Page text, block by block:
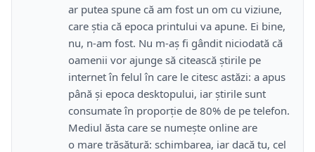
ar putea spune că am fost un om cu viziune,
care știa că epoca printului va apune. Ei bine,
nu, n-am fost. Nu m-aș fi gândit niciodată că
oamenii vor ajunge să citească știrile pe
internet în felul în care le citesc astăzi: a apus
până și epoca desktopului, iar știrile sunt
consumate în proporție de 80% de pe telefon.
Mediul ăsta care se numește online are
o mare trăsătură: schimbarea, iar dacă tu, cel